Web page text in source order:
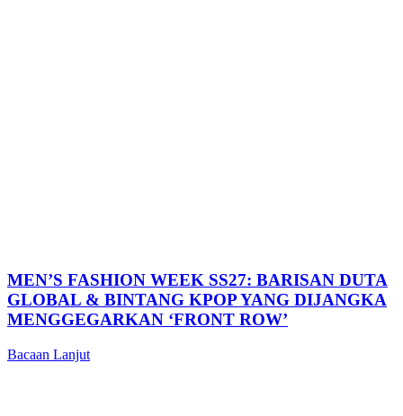
MEN’S FASHION WEEK SS27: BARISAN DUTA
GLOBAL & BINTANG KPOP YANG DIJANGKA
MENGGEGARKAN ‘FRONT ROW’
Bacaan Lanjut